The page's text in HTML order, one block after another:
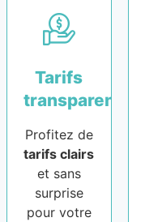
Tarifs
transparents
Profitez de
tarifs clairs
et sans
surprise
pour votre